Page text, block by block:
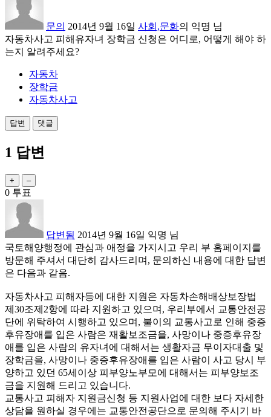
문의 2014년 9월 16일 사회,문화의 익명 님
자동차사고 피해유자녀 장학금 신청은 어디로, 어떻게 해야 하
는지 알려주세요?
자동차
장학금
자동차사고
1 답변
0 투표
답변됨 2014년 9월 16일 익명 님
국토해양행정에 관심과 애정을 가지시고 우리 부 홈페이지를
방문해 주셔서 대단히 감사드리며, 문의하신 내용에 대한 답변
은 다음과 같음.
자동차사고 피해자등에 대한 지원은 자동차손해배상보장법
제30조제2항에 따라 지원하고 있으며, 우리부에서 교통안전공
단에 위탁하여 시행하고 있으며, 불이의 교통사고로 인해 중증
후유장애를 입은 사람은 재활보조금을, 사망이나 중증후유장
애를 입은 사람의 유자녀에 대해서는 생활자금 무이자대출 및
장학금을, 사망이나 중증후유장애를 입은 사람이 사고 당시 부
양하고 있던 65세이상 피부양노부모에 대해서는 피부양보조
금을 지원해 드리고 있습니다.
교통사고 피해자 지원금신청 등 지원사업에 대한 보다 자세한
상담을 원하실 경우에는 교통안전공단으로 문의해 주시기 바